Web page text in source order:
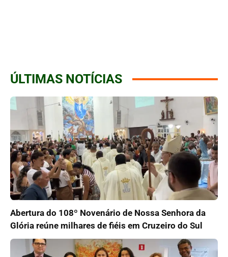
ÚLTIMAS NOTÍCIAS
Abertura do 108º Novenário de Nossa Senhora da
Glória reúne milhares de fiéis em Cruzeiro do Sul